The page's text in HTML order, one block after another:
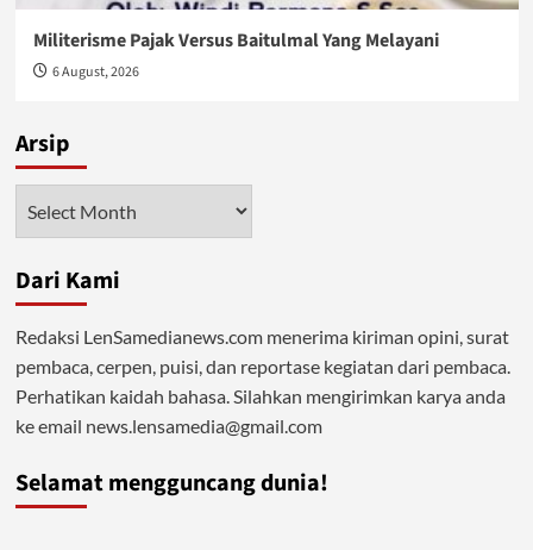
Militerisme Pajak Versus Baitulmal Yang Melayani
6 August, 2026
Arsip
Dari Kami
Redaksi LenSamedianews.com menerima kiriman opini, surat
pembaca, cerpen, puisi, dan reportase kegiatan dari pembaca.
Perhatikan kaidah bahasa. Silahkan mengirimkan karya anda
ke email news.lensamedia@gmail.com
Selamat mengguncang dunia!